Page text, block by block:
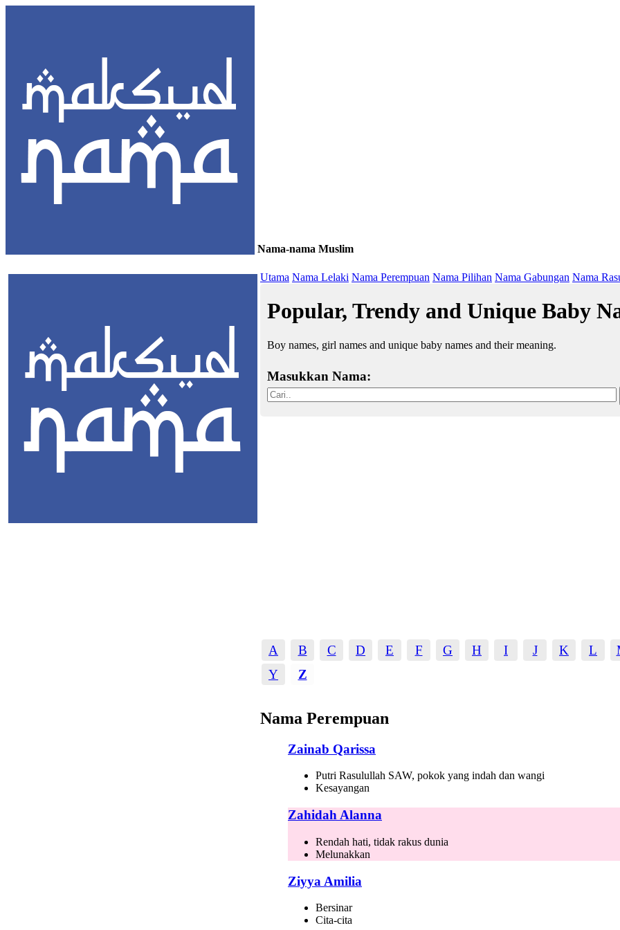
Nama-nama Muslim
Utama Nama Lelaki Nama Perempuan Nama Pilihan Nama Gabungan Nama
Popular, Trendy and Unique Baby
Boy names, girl names and unique baby names and their meaning.
Masukkan Nama:
A B C D E F G H I J K L
Y
Z
Nama Perempuan
Zainab Qarissa
Putri Rasulullah SAW, pokok yang indah dan wangi
Kesayangan
Zahidah Alanna
Rendah hati, tidak rakus dunia
Melunakkan
Ziyya Amilia
Bersinar
Cita-cita